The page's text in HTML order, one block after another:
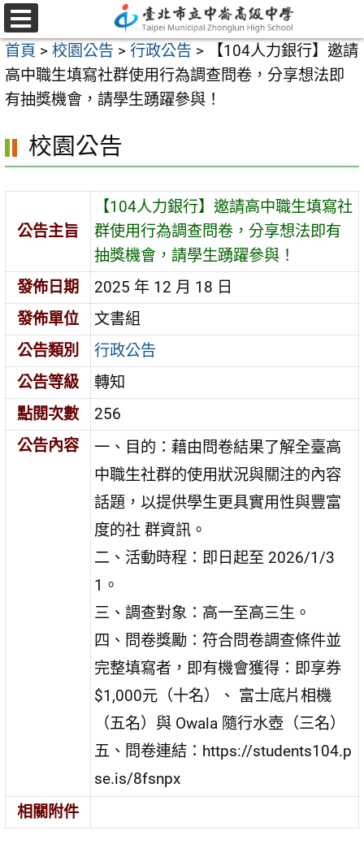
跳
至
主
要
內
區
選
單
首頁 > 校園公告 > 行政公告 >
【104人力銀行】邀請
高中職生填寫社群使用行為調查問卷，分享想法即
有抽獎機會，請學生踴躍參與！
校園公告
公告主旨
【104人力銀行】邀請高中職生填寫社
群使用行為調查問卷，分享想法即有
抽獎機會，請學生踴躍參與！
發佈日期
2025 年 12 月 18 日
發佈單位
文書組
公告類別
行政公告
公告等級
轉知
點閱次數
256
公告內容
一、目的：藉由問卷結果了解全臺高
中職生社群的使用狀況與關注的內容
話題，以提供學生更具實用性與豐富
度的社 群資訊。
二、活動時程：即日起至 2026/1/3
1。
三、調查對象：高一至高三生。
四、問卷獎勵：符合問卷調查條件並
完整填寫者，即有機會獲得：即享券
$1,000元（十名）、 富士底片相機
（五名）與 Owala 隨行水壺（三名）
五、問卷連結：https://students104.p
se.is/8fsnpx
相關附件